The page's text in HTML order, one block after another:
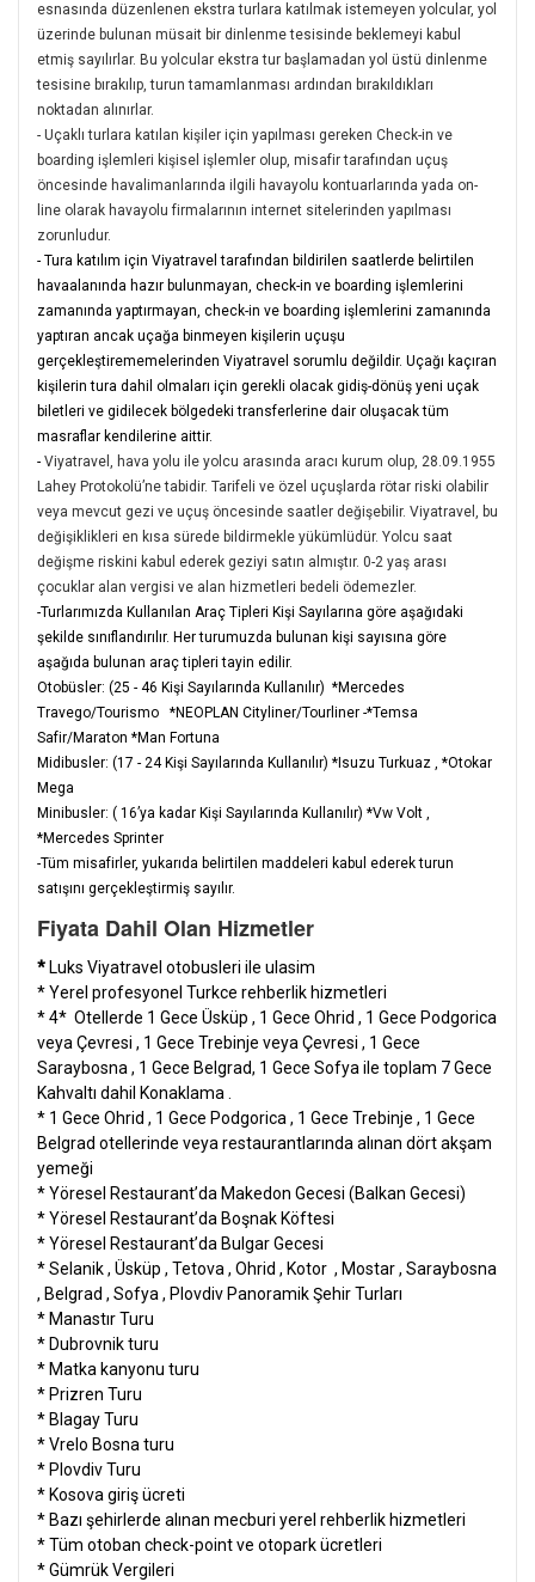
esnasında düzenlenen ekstra turlara katılmak istemeyen yolcular, yol
üzerinde bulunan müsait bir dinlenme tesisinde beklemeyi kabul
etmiş sayılırlar. Bu yolcular ekstra tur başlamadan yol üstü dinlenme
tesisine bırakılıp, turun tamamlanması ardından bırakıldıkları
noktadan alınırlar.
- Uçaklı turlara katılan kişiler için yapılması gereken Check-in ve
boarding işlemleri kişisel işlemler olup, misafir tarafından uçuş
öncesinde havalimanlarında ilgili havayolu kontuarlarında yada on-
line olarak havayolu firmalarının internet sitelerinden yapılması
zorunludur.
- Tura katılım için Viyatravel tarafından bildirilen saatlerde belirtilen
havaalanında hazır bulunmayan, check-in ve boarding işlemlerini
zamanında yaptırmayan, check-in ve boarding işlemlerini zamanında
yaptıran ancak uçağa binmeyen kişilerin uçuşu
gerçekleştirememelerinden Viyatravel sorumlu değildir. Uçağı kaçıran
kişilerin tura dahil olmaları için gerekli olacak gidiş-dönüş yeni uçak
biletleri ve gidilecek bölgedeki transferlerine dair oluşacak tüm
masraflar kendilerine aittir.
- Viyatravel, hava yolu ile yolcu arasında aracı kurum olup, 28.09.1955
Lahey Protokolü’ne tabidir. Tarifeli ve özel uçuşlarda rötar riski olabilir
veya mevcut gezi ve uçuş öncesinde saatler değişebilir. Viyatravel, bu
değişiklikleri en kısa sürede bildirmekle yükümlüdür. Yolcu saat
değişme riskini kabul ederek geziyi satın almıştır. 0-2 yaş arası
çocuklar alan vergisi ve alan hizmetleri bedeli ödemezler.
-Turlarımızda Kullanılan Araç Tipleri Kişi Sayılarına göre aşağıdaki
şekilde sınıflandırılır. Her turumuzda bulunan kişi sayısına göre
aşağıda bulunan araç tipleri tayin edilir.
Otobüsler: (25 - 46 Kişi Sayılarında Kullanılır) *Mercedes
Travego/Tourismo *NEOPLAN Cityliner/Tourliner -*Temsa
Safir/Maraton *Man Fortuna
Midibusler: (17 - 24 Kişi Sayılarında Kullanılır) *Isuzu Turkuaz , *Otokar
Mega
Minibusler: ( 16’ya kadar Kişi Sayılarında Kullanılır) *Vw Volt ,
*Mercedes Sprinter
-Tüm misafirler, yukarıda belirtilen maddeleri kabul ederek turun
satışını gerçekleştirmiş sayılır.
Fiyata Dahil Olan Hizmetler
* Luks Viyatravel otobusleri ile ulasim
* Yerel profesyonel Turkce rehberlik hizmetleri
* 4* Otellerde 1 Gece Üsküp , 1 Gece Ohrid , 1 Gece Podgorica
veya Çevresi , 1 Gece Trebinje veya Çevresi , 1 Gece
Saraybosna , 1 Gece Belgrad, 1 Gece Sofya ile toplam 7 Gece
Kahvaltı dahil Konaklama .
* 1 Gece Ohrid , 1 Gece Podgorica , 1 Gece Trebinje , 1 Gece
Belgrad otellerinde veya restaurantlarında alınan dört akşam
yemeği
* Yöresel Restaurant’da Makedon Gecesi (Balkan Gecesi)
* Yöresel Restaurant’da Boşnak Köftesi
* Yöresel Restaurant’da Bulgar Gecesi
* Selanik , Üsküp , Tetova , Ohrid , Kotor , Mostar , Saraybosna
, Belgrad , Sofya , Plovdiv Panoramik Şehir Turları
* Manastır Turu
* Dubrovnik turu
* Matka kanyonu turu
* Prizren Turu
* Blagay Turu
* Vrelo Bosna turu
* Plovdiv Turu
* Kosova giriş ücreti
* Bazı şehirlerde alınan mecburi yerel rehberlik hizmetleri
* Tüm otoban check-point ve otopark ücretleri
* Gümrük Vergileri